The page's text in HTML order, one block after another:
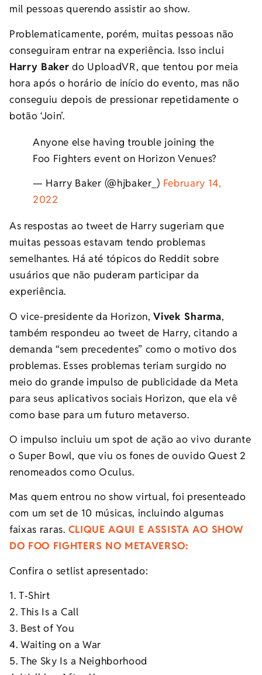
mil pessoas querendo assistir ao show.
Problematicamente, porém, muitas pessoas não
conseguiram entrar na experiência. Isso inclui
Harry Baker do UploadVR, que tentou por meia
hora após o horário de início do evento, mas não
conseguiu depois de pressionar repetidamente o
botão ‘Join’.
Anyone else having trouble joining the
Foo Fighters event on Horizon Venues?
— Harry Baker (@hjbaker_) February 14,
2022
As respostas ao tweet de Harry sugeriam que
muitas pessoas estavam tendo problemas
semelhantes. Há até tópicos do Reddit sobre
usuários que não puderam participar da
experiência.
O vice-presidente da Horizon,Vivek Sharma,
também respondeu ao tweet de Harry, citando a
demanda “sem precedentes” como o motivo dos
problemas. Esses problemas teriam surgido no
meio do grande impulso de publicidade da Meta
para seus aplicativos sociais Horizon, que ela vê
como base para um futuro metaverso.
O impulso incluiu um spot de ação ao vivo durante
o Super Bowl, que viu os fones de ouvido Quest 2
renomeados como Oculus.
Mas quem entrou no show virtual, foi presenteado
com um set de 10 músicas, incluindo algumas
faixas raras. CLIQUE AQUI E ASSISTA AO SHOW
DO FOO FIGHTERS NO METAVERSO:
Confira o setlist apresentado:
1. T‐Shirt
2. This Is a Call
3. Best of You
4. Waiting on a War
5. The Sky Is a Neighborhood